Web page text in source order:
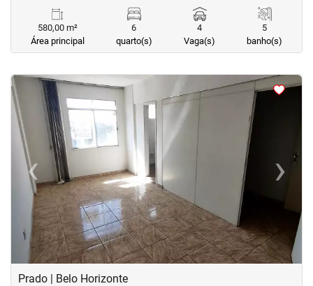
580,00 m²
Área principal
6
quarto(s)
4
Vaga(s)
5
banho(s)
< <<
‹Previous ›
Next
Prado | Belo Horizonte